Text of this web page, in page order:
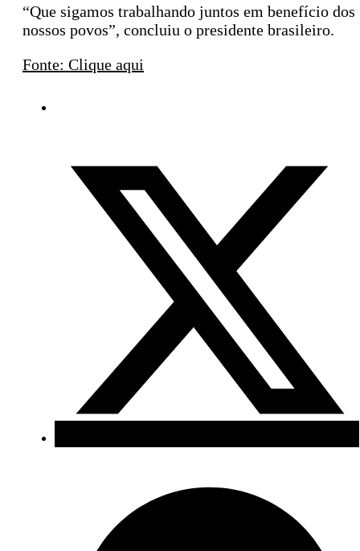
“Que sigamos trabalhando juntos em benefício dos
nossos povos”, concluiu o presidente brasileiro.
Fonte: Clique aqui